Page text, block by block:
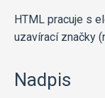
HTML pracuje s
uzavírací značky
Nadpis